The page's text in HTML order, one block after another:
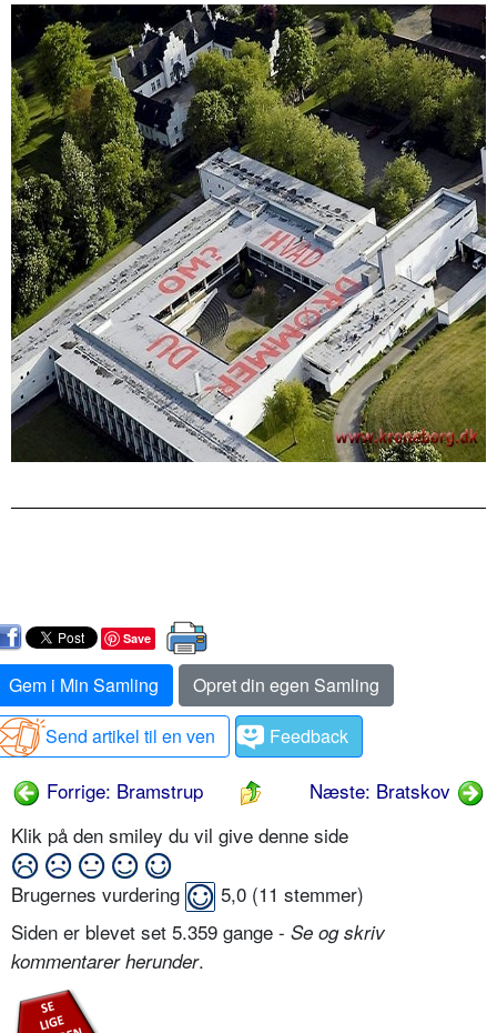
Save
Gem i Min Samling
Opret din egen Samling
Send artikel til en ven
Feedback
Forrige: Bramstrup
Næste: Bratskov
Klik på den smiley du vil give denne side
Brugernes vurdering 5,0 (11 stemmer)
Siden er blevet set 5.359 gange - Se og skriv
kommentarer herunder.